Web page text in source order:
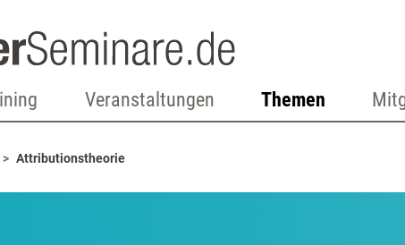
Veranstaltungen Themen
Attributionstheorie